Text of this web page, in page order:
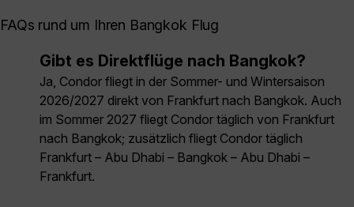
FAQs rund um Ihren Bangkok Flug
Gibt es Direktflüge nach Bangkok?
Ja, Condor fliegt in der Sommer- und Wintersaison
2026/2027 direkt von Frankfurt nach Bangkok. Auch
im Sommer 2027 fliegt Condor täglich von Frankfurt
nach Bangkok; zusätzlich fliegt Condor täglich
Frankfurt – Abu Dhabi – Bangkok – Abu Dhabi –
Frankfurt.